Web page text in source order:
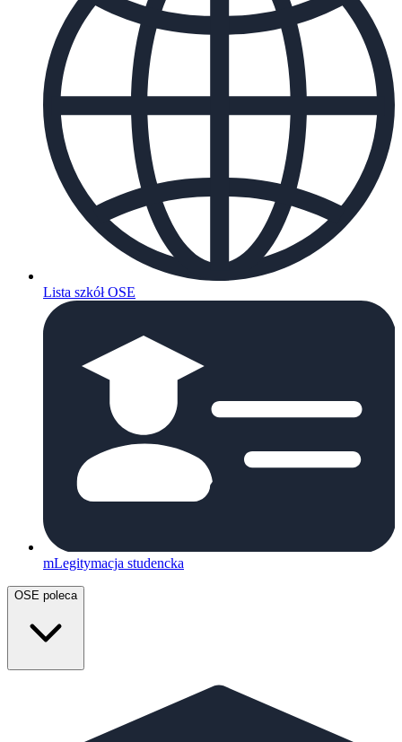
Lista szkół OSE
mLegitymacja studencka
OSE poleca